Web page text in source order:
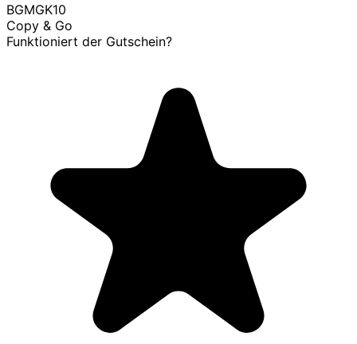
BGMGK10
Copy & Go
Funktioniert der Gutschein?